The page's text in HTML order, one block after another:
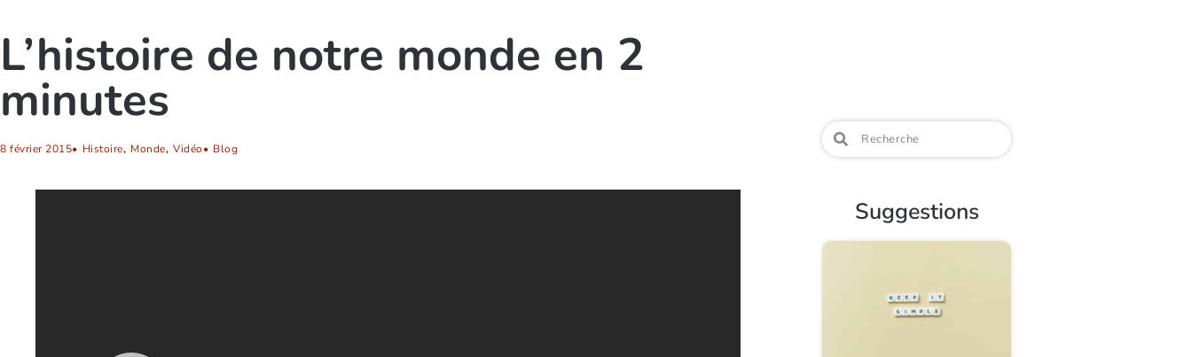
L’histoire de notre monde en 2
minutes
8 février 2015• Histoire, Monde, Vidéo• Blog
Suggestions